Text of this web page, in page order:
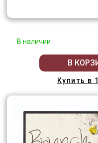
В наличии
В
Купить в